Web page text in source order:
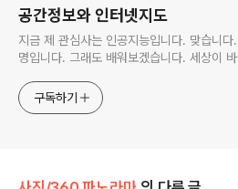
공간정보와 인터넷지도
지금 제 관심사는 인공지능입니다. 맞습니
명입니다. 그래도 배워보겠습니다. 세상이
구독하기